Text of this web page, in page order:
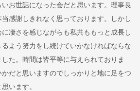
お世話になった会だと思います。理事長
感謝しきれなく思っております。しかし
凄さを感じながらも私共ももっと成長し
よう努力をし続けていかなければならな
た。時間は皆平等に与えられておりま
だと思いますのでしっかりと地に足をつ
います。